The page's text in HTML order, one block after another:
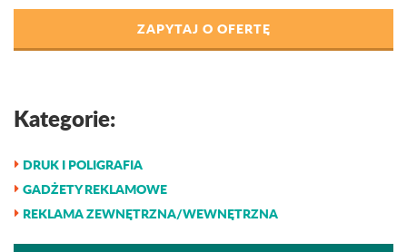
ZAPYTAJ O OFERTĘ
Kategorie:
DRUK I POLIGRAFIA
GADŻETY REKLAMOWE
REKLAMA ZEWNĘTRZNA/WEWNĘTRZNA